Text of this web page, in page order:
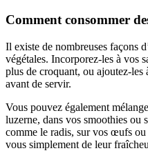
Comment consommer
Il existe de nombreuses façons
végétales. Incorporez-les à vos
plus de croquant, ou ajoutez-les
avant de servir.
Vous pouvez également
luzerne, dans vos smoothies ou
comme le radis, sur vos œufs
vous simplement de leur